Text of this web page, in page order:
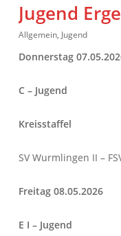
Jugend
Allgemein, Jugend
Donnerstag
C – Jugend
Kreisstaffel
SV
Freitag 08.05.2026
E I – Jugend